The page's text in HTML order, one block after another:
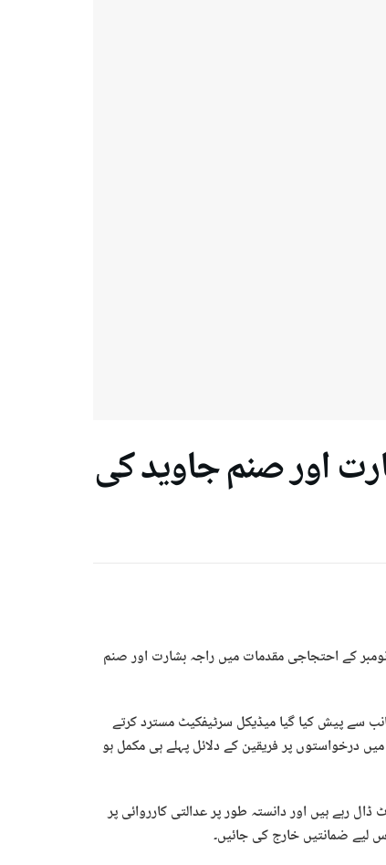
اور صنم جاوید کی
کے احتجاجی مقدمات میں راجہ بشارت اور صنم
سے پیش کیا گیا میڈیکل سرٹیفکیٹ مسترد کرتے
درخواستوں پر فریقین کے دلائل پہلے ہی مکمل ہو
رہے ہیں اور دانستہ طور پر عدالتی کارروائی پر
لیے ضمانتیں خارج کی جائیں۔